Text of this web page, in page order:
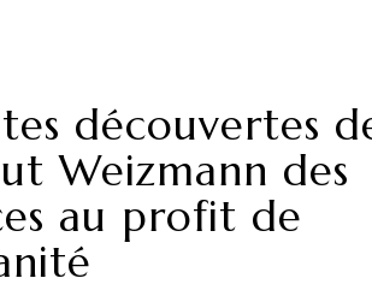
découvertes
Weizmann des
au profit de